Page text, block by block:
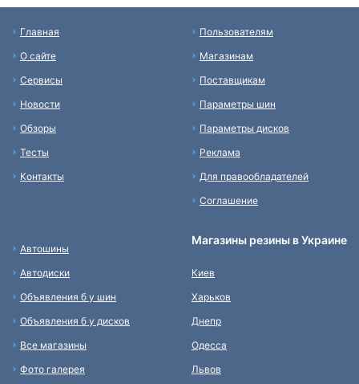
Главная
О сайте
Сервисы
Новости
Обзоры
Тесты
Контакты
Пользователям
Магазинам
Поставщикам
Параметры шин
Параметры дисков
Реклама
Для правообладателей
Соглашение
Автошины
Автодиски
Объявления б у шин
Объявления б у дисков
Все магазины
Фото галерея
Магазины резины в Украине
Киев
Харьков
Днепр
Одесса
Львов